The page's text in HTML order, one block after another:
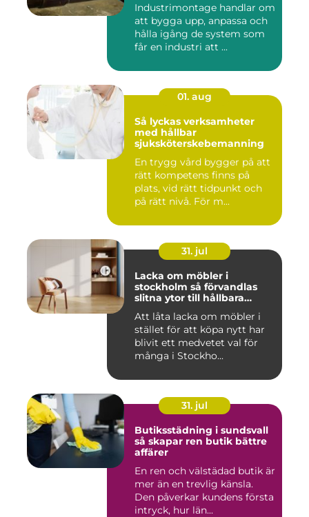
Industrimontage handlar om
att bygga upp, anpassa och
hålla igång de system som
får en industri att ...
01. aug
Så lyckas verksamheter
med hållbar
sjuksköterskebemanning
En trygg vård bygger på att
rätt kompetens finns på
plats, vid rätt tidpunkt och
på rätt nivå. För m...
31. jul
Lacka om möbler i
stockholm så förvandlas
slitna ytor till hållbara
Att låta lacka om möbler i
stället för att köpa nytt har
blivit ett medvetet val för
många i Stockho...
31. jul
Butiksstädning i sundsvall
så skapar ren butik bättre
affärer
En ren och välstädad butik är
mer än en trevlig känsla.
Den påverkar kundens första
intryck, hur län...